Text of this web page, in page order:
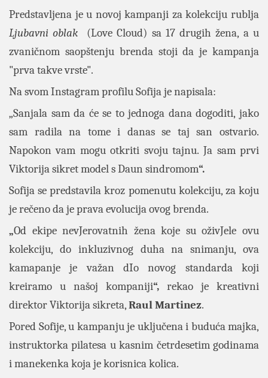
Predstavljena je u novoj kampanji za kolekciju rublja
Ljubavni oblak (Love Cloud) sa 17 drugih žena, a u
zvaničnom saopštenju brenda stoji da je kampanja
"prva takve vrste".
Na svom Instagram profilu Sofija je napisala:
„Sanjala sam da će se to jednoga dana dogoditi, jako
sam radila na tome i danas se taj san ostvario.
Napokon vam mogu otkriti svoju tajnu. Ja sam prvi
Viktorija sikret model s Daun sindromom“.
Sofija se predstavila kroz pomenutu kolekciju, za koju
je rečeno da je prava evolucija ovog brenda.
„Od ekipe nevJerovatnih žena koje su oživJele ovu
kolekciju, do inkluzivnog duha na snimanju, ova
kamapanje je važan dIo novog standarda koji
kreiramo u našoj kompaniji“, rekao je kreativni
direktor Viktorija sikreta,Raul Martinez.
Pored Sofije, u kampanju je uključena i buduća majka,
instruktorka pilatesa u kasnim četrdesetim godinama
i manekenka koja je korisnica kolica.